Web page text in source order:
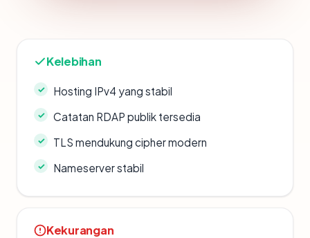
Kelebihan
Hosting IPv4 yang stabil
Catatan RDAP publik tersedia
TLS mendukung cipher modern
Nameserver stabil
Kekurangan